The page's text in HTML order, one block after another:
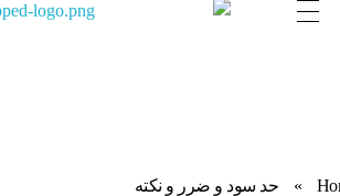
»
حد سود و ضرر و نکته